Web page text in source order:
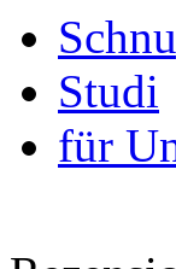
Studi
für